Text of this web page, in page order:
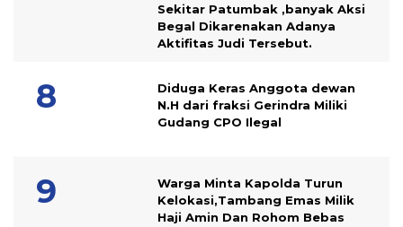
Sekitar Patumbak ,banyak Aksi
Begal Dikarenakan Adanya
Aktifitas Judi Tersebut.
Diduga Keras Anggota dewan
N.H dari fraksi Gerindra Miliki
Gudang CPO Ilegal
Warga Minta Kapolda Turun
Kelokasi,Tambang Emas Milik
Haji Amin Dan Rohom Bebas